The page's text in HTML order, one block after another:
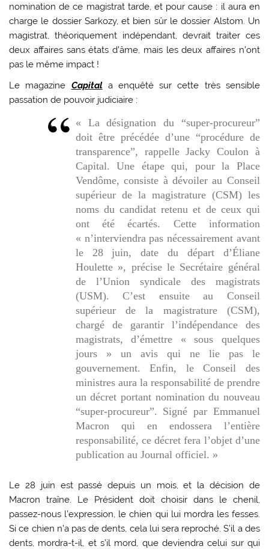
nomination de ce magistrat tarde, et pour cause : il aura en
charge le dossier Sarkozy, et bien sûr le dossier Alstom. Un
magistrat, théoriquement indépendant, devrait traiter ces
deux affaires sans états d’âme, mais les deux affaires n’ont
pas le même impact !
Le magazine Capitala enquêté sur cette très sensible
passation de pouvoir judiciaire :
« La désignation du “super-procureur”
doit être précédée d’une “procédure de
transparence”, rappelle Jacky Coulon à
Capital. Une étape qui, pour la Place
Vendôme, consiste à dévoiler au Conseil
supérieur de la magistrature (CSM) les
noms du candidat retenu et de ceux qui
ont été écartés. Cette information
« n’interviendra pas nécessairement avant
le 28 juin, date du départ d’Éliane
Houlette », précise le Secrétaire général
de l’Union syndicale des magistrats
(USM). C’est ensuite au Conseil
supérieur de la magistrature (CSM),
chargé de garantir l’indépendance des
magistrats, d’émettre « sous quelques
jours » un avis qui ne lie pas le
gouvernement. Enfin, le Conseil des
ministres aura la responsabilité de prendre
un décret portant nomination du nouveau
“super-procureur”. Signé par Emmanuel
Macron qui en endossera l’entière
responsabilité, ce décret fera l’objet d’une
publication au Journal officiel. »
Le 28 juin est passé depuis un mois, et la décision de
Macron traîne. Le Président doit choisir dans le chenil,
passez-nous l’expression, le chien qui lui mordra les fesses.
Si ce chien n’a pas de dents, cela lui sera reproché. S’il a des
dents, mordra-t-il, et s’il mord, que deviendra celui sur qui